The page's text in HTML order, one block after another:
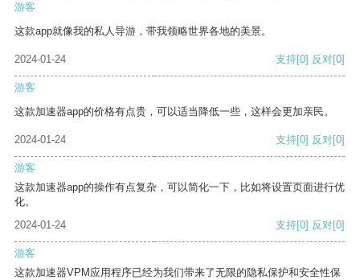
游客
这款app就像我的私人导游，带我领略世界各地的美景。
2024-01-24 支持[0] 反对[0]
游客
这款加速器app的价格有点贵，可以适当降低一些，这样会更加亲民。
2024-01-24 支持[0] 反对[0]
游客
这款加速器app的操作有点复杂，可以简化一下，比如将设置页面进行优
化。
2024-01-24
支持[0] 反对[0]
游客
这款加速器VPM应用程序已经为我们带来了无限的隐私保护和安全性保